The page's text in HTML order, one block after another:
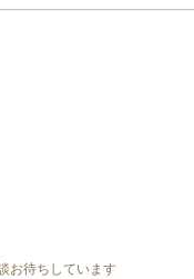
お待ちしています